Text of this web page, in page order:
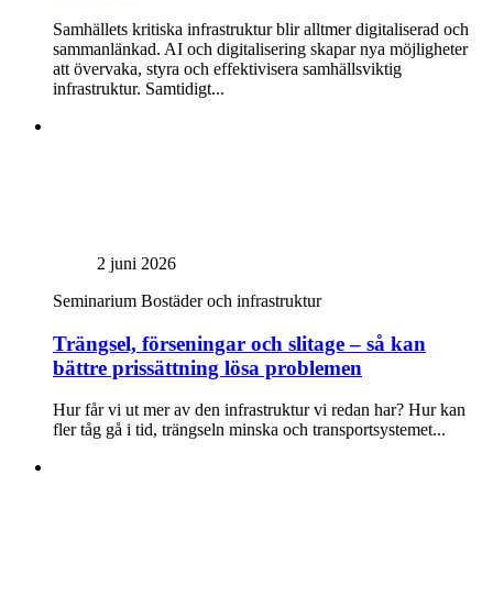
Samhällets kritiska infrastruktur blir alltmer digitaliserad och
sammanlänkad. AI och digitalisering skapar nya möjligheter
att övervaka, styra och effektivisera samhällsviktig
infrastruktur. Samtidigt...
2 juni 2026
Seminarium Bostäder och infrastruktur
Trängsel, förseningar och slitage – så kan
bättre prissättning lösa problemen
Hur får vi ut mer av den infrastruktur vi redan har? Hur kan
fler tåg gå i tid, trängseln minska och transportsystemet...